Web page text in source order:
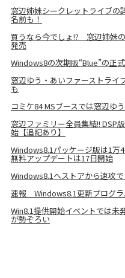
窓辺姉妹シークレットライブの
名前も！
買うなら今でしょ!? 窓辺姉妹
発売
Windows8の次期版“Blue”の正
窓辺ゆう・あいファーストライ
も
コミケ84 MSブースでは窓辺ゆ
窓辺ファミリー全員集結!! DSP
始【追記あり】
Windows8.1パッケージ版は1万
無料アップデートは17日開始
Windows8.1へストアから速攻
速報 Windows8.1更新プログラ
Win8.1提供開始イベントでは未
が勢ぞろい